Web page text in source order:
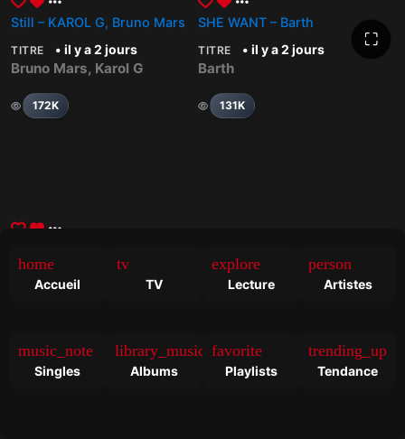
⛶
Still – KAROL G, Bruno Mars
TITRE • il y a 2 jours
Bruno Mars, Karol G
172K
SHE WANT – Barth
TITRE • il y a 2 jours
Barth
131K
TITRE • il y a 2 jours
Fedde Le Grand
home
Accueil
tv
TV
explore
Lecture
person
Artistes
music_note
Singles
library_music
Albums
favorite
Playlists
trending_up
Tendance